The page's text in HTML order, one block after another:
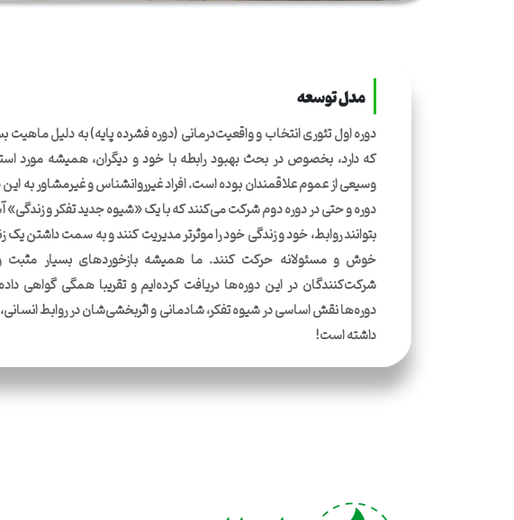
مدل توسعه
دوره اول تئوری انتخاب و واقعیت‌درمانی (دوره فشرده پایه) به دلیل ماهیت
که دارد، بخصوص در بحث بهبود رابطه با خود و دیگران، همیشه مورد
وسیعی از عموم علاقمندان بوده است. افراد غیر‌روانشناس و غیر‌مشاور به این
دوره و حتی در دوره دوم شرکت می‌کنند که با یک «شیوه جدید تفکر و زندگی»
بتوانند روابط، خود و زندگی خود را موثرتر مدیریت کنند و به سمت داشتن
خوش و مسئولانه حرکت کنند. ما همیشه بازخوردهای بسیار مثبت و
شرکت‌کنند‌گان در این دوره‌ها دریافت کرده‌ایم و تقریبا همگی گواهی
دوره‌ها نقش اساسی در شیوه تفکر، شادمانی و اثربخشی‌شان در روابط انسانی،
داشته است!